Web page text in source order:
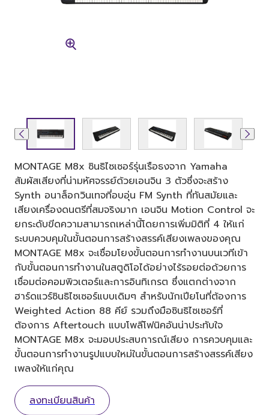
MONTAGE M8x ซินธิไซเซอร์รุ่นเรือธงจาก Yamaha
สัมผัสเสียงที่น่ามหัศจรรย์ด้วยเอนจิน 3 ตัวซึ่งจะสร้าง
Synth อนาล็อกวินเทจที่อบอุ่น FM Synth ที่ทันสมัยและ
เสียงเครื่องดนตรีที่สมจริงมาก เอนจิน Motion Control จะ
ยกระดับขีดความสามารถเหล่านี้โดยการเพิ่มมิติที่ 4 ให้แก่
ระบบควบคุมในขั้นตอนการสร้างสรรค์เสียงเพลงของคุณ
MONTAGE M8x จะเชื่อมโยงขั้นตอนการทำงานบนเวทีเข้า
กับขั้นตอนการทำงานในสตูดิโอได้อย่างไร้รอยต่อด้วยการ
เชื่อมต่อคอมพิวเตอร์และการอินทิเกรต ซึ่งแตกต่างจาก
ฮาร์ดแวร์ซินธิไซเซอร์แบบเดิมๆ สำหรับนักเปียโนที่ต้องการ
Weighted Action 88 คีย์ รวมถึงมือซินธิไซเซอร์ที่
ต้องการ Aftertouch แบบโพลีโฟนิคอันน่าประทับใจ
MONTAGE M8x จะมอบประสบการณ์เสียง การควบคุมและ
ขั้นตอนการทำงานรูปแบบใหม่ในขั้นตอนการสร้างสรรค์เสียง
เพลงให้แก่คุณ
ลงทะเบียนสินค้า